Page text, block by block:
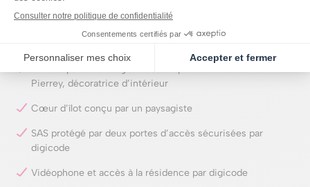
WC suspendus
Pierrey, décoratrice d’intérieur
Cœur d’îlot conçu par un paysagiste
SAS protégé par deux portes d’accès sécurisées par
digicode
Vidéophone et accès à la résidence par digicode